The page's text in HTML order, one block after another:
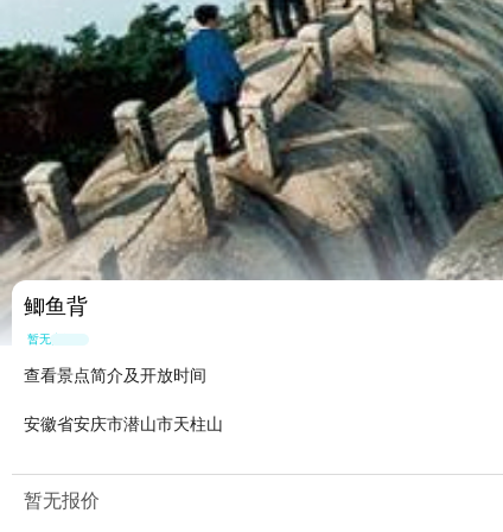
鲫鱼背
暂无点评
查看景点简介及开放时间
安徽省安庆市潜山市天柱山
暂无报价